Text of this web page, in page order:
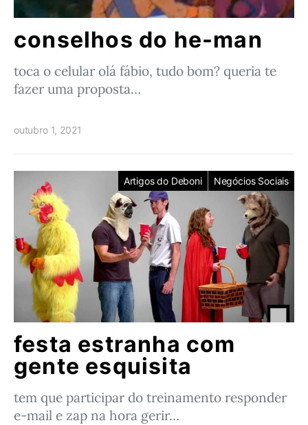
conselhos do he-man
toca o celular olá fábio, tudo bom? queria te
fazer uma proposta…
outubro 1, 2021
Artigos do Deboni Negócios Sociais
festa estranha com
gente esquisita
tem que participar do treinamento responder
e-mail e zap na hora gerir…